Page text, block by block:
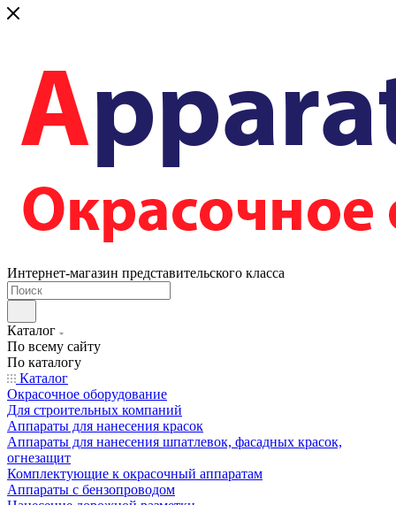
Интернет-магазин представительского класса
Каталог
По всему сайту
По каталогу
Каталог
Окрасочное оборудование
Для строительных компаний
Аппараты для нанесения красок
Аппараты для нанесения шпатлевок, фасадных красок,
огнезащит
Комплектующие к окрасочный аппаратам
Аппараты с бензопроводом